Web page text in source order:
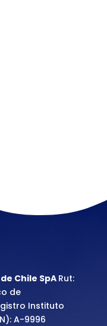
Chile SpA Rut:
de
Instituto
A-9996